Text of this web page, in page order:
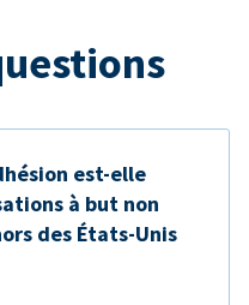
est-elle
à but non
des États-Unis